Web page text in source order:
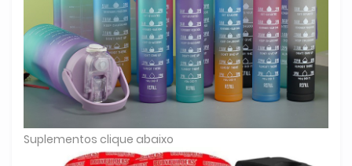
Suplementos clique abaixo